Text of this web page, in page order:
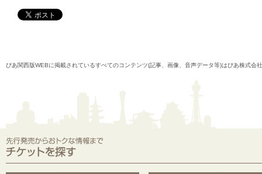
ぴあ関西版WEBに掲載されているすべてのコンテンツ(記事、画像、音声データ等)はぴあ株式会